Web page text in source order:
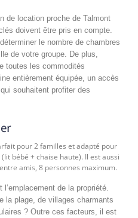
de location proche de Talmont
doivent être pris en compte.
le nombre de chambres
de votre groupe. De plus,
toutes les commodités
entièrement équipée, un accès
souhaitent profiter des
pour 2 familles et adapté pour
bébé + chaise haute). Il est aussi
amis, 8 personnes maximum.
de la propriété.
la plage, de villages charmants
? Outre ces facteurs, il est